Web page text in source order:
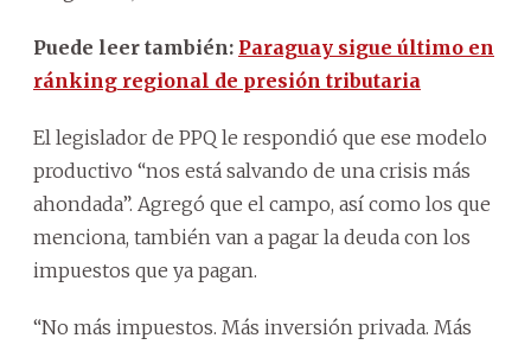
Puede leer también: Paraguay sigue último en
ránking regional de presión tributaria
El legislador de PPQ le respondió que ese modelo
productivo “nos está salvando de una crisis más
ahondada”. Agregó que el campo, así como los que
menciona, también van a pagar la deuda con los
impuestos que ya pagan.
“No más impuestos. Más inversión privada. Más